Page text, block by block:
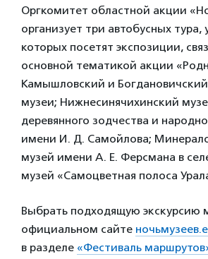
Оргкомитет областной акции
организует три автобусных тура,
которых посетят экспозиции,
основной тематикой акции
Камышловский и
музеи; Нижнесинячихинский
деревянного зодчества и
имени И. Д. Самойлова;
музей имени А. Е. Ферсмана в
музей «Самоцветная полоса
Выбрать подходящую экскурсию
официальном сайте
в разделе «Фестиваль